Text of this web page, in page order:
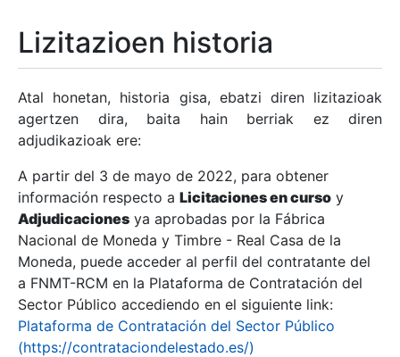
Erakutsi/Ezkutatu
Erakutsi/Ezkutatu
Erakutsi/Ezkutatu
Erakutsi/Ezkutatu
Lizitazioen historia
Atal honetan, historia gisa, ebatzi diren lizitazioak
agertzen dira, baita hain berriak ez diren
adjudikazioak ere:
A partir del 3 de mayo de 2022, para obtener
información respecto a Licitaciones en curso y
Adjudicaciones ya aprobadas por la Fábrica
Nacional de Moneda y Timbre - Real Casa de la
Moneda, puede acceder al perfil del contratante del
a FNMT-RCM en la Plataforma de Contratación del
Sector Público accediendo en el siguiente link:
Plataforma de Contratación del Sector Público
(https://contrataciondelestado.es/)